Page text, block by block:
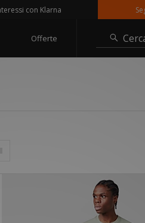
con Klarna
Offerte